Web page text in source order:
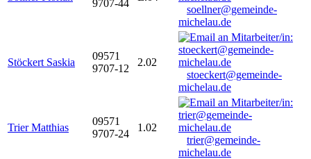
9707-44
soellner@gemeinde-
michelau.de
Stöckert Saskia
09571
9707-12
2.02
stoeckert@gemeinde-
michelau.de
Trier Matthias
09571
9707-24
1.02
trier@gemeinde-
michelau.de